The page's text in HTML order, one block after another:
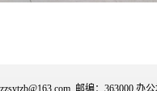
邮编：363000 办